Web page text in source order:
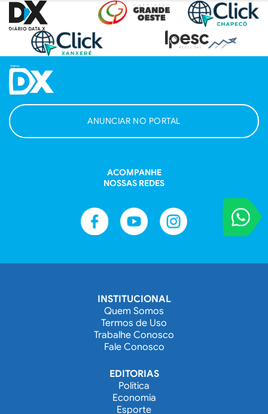
VOCÊ
Entre em
ANUNCIAR NO PORTAL
ACOMPANHE
NOSSAS REDES
INSTITUCIONAL
Quem Somos
Termos de Uso
Trabalhe Conosco
Fale Conosco
EDITORIAS
Política
Economia
Esporte